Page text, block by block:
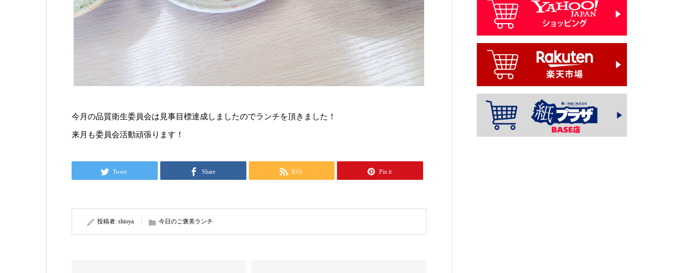
今月の品質衛生委員会は見事目標達成しましたのでランチを頂きました！
来月も委員会活動頑張ります！
Tweet Share RSS Pin it
投稿者: shioya 今日のご褒美ランチ